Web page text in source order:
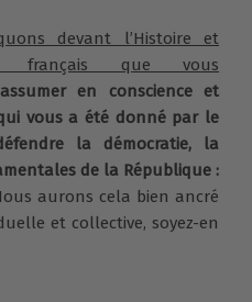
devant l’Histoire et
français que vous
en conscience et
vous a été donné par le
la démocratie, la
de la République :
aurons cela bien ancré
et collective, soyez-en